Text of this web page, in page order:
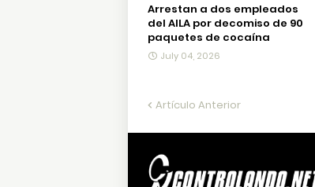
Arrestan a dos empleados
del AILA por decomiso de 90
paquetes de cocaína
July 04, 2026
Artículo Anterior